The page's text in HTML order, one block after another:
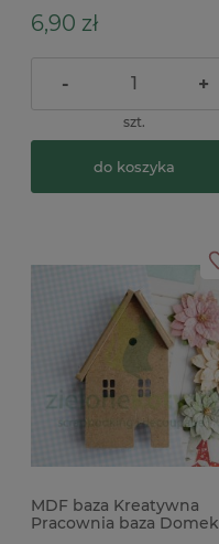
6,90 zł
- +
szt.
do koszyka
MDF baza Kreatywna
Pracownia baza Domek